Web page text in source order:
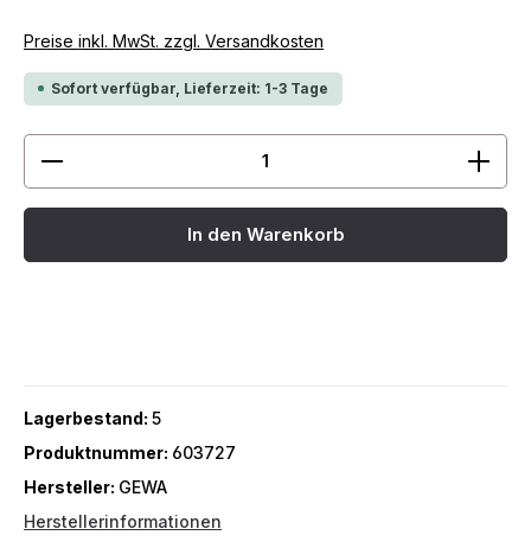
Preise inkl. MwSt. zzgl. Versandkosten
Sofort verfügbar, Lieferzeit: 1-3 Tage
Produkt Anzahl: Gib den gewünschten Wert ein
In den Warenkorb
Lagerbestand: 5
Produktnummer: 603727
Hersteller: GEWA
Herstellerinformationen